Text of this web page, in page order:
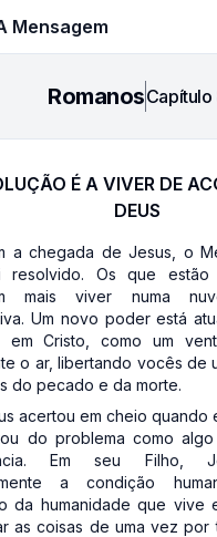
Mensagem
RomanosCapítulo
É A VIVER DE
DEUS
a chegada de Jesus, o
resolvido. Os que estão
mais viver numa
Um novo poder está
em Cristo, como um
o ar, libertando vocês de
do pecado e da morte.
acertou em cheio quando
do problema como
Em seu Filho,
a condição
da humanidade que vive
as coisas de uma vez por